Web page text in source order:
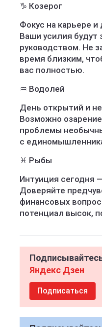
♑ Козерог
Фокус на карьере
Ваши усилия будут
руководством. Не
время близким,
вас полностью.
♒ Водолей
День открытий и
Возможно
проблемы
с
♓ Рыбы
Интуиция сегодня
Доверяйте
финансовых
потенциал высок,
Яндекс Дзен
Подписаться